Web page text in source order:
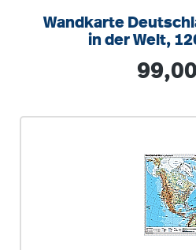
Wandkarte
in der Welt,